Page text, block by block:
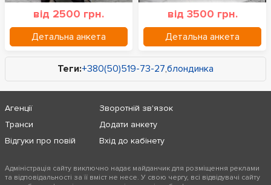
від 2500 грн.
Детальна анкета
від 3500 грн.
Детальна анкета
Теги:+380(50)519-73-27,блондинка
Агенції
Транси
Відгуки про повій
Зворотній зв'язок
Додати анкету
Вхід до кабінету
Адміністрація сайту виключно надає майданчик для розміщення реклами
та відповідальності за її вміст не несе. У свою чергу, всі відвідувачі сайту